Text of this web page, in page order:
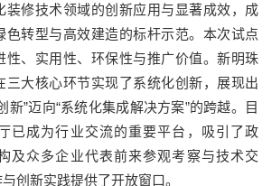
装修技术领域的创新应用与显著成效，成
色转型与高效建造的标杆示范。本次试点
性、实用性、环保性与推广价值。新明珠
三大核心环节实现了系统化创新，展现出
新”迈向“系统化集成解决方案”的跨越。目
已成为行业交流的重要平台，吸引了政
及众多企业代表前来参观考察与技术交
创新实践提供了开放窗口。